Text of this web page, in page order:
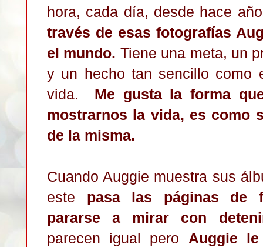
hora, cada día, desde hace
través de esas fotografías
el mundo. Tiene una meta, un
y un hecho tan sencillo como
vida. Me gusta la forma
mostrarnos la vida, es como
de la misma.
Cuando Auggie muestra sus
este pasa las páginas de
pararse a mirar con
parecen igual pero Auggie